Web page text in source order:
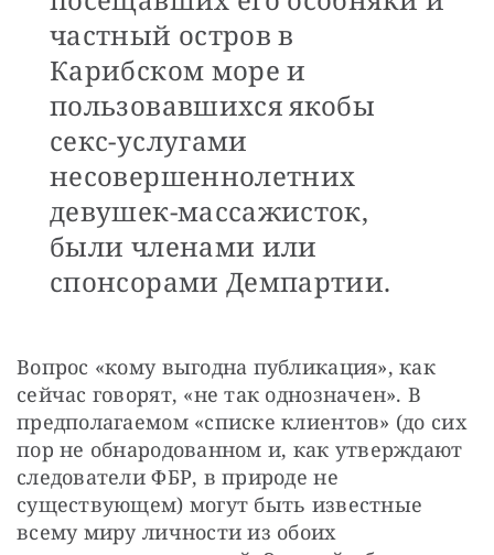
частный остров в
Карибском море и
пользовавшихся якобы
секс-услугами
несовершеннолетних
девушек-массажисток,
были членами или
спонсорами Демпартии.
Вопрос «кому выгодна публикация», как
сейчас говорят, «не так однозначен». В
предполагаемом «списке клиентов» (до сих
пор не обнародованном и, как утверждают
следователи ФБР, в природе не
существующем) могут быть известные
всему миру личности из обоих